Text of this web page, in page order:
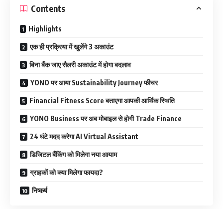
Contents
Highlights
एक ही प्रक्रिया में खुलेंगे 3 अकाउंट
बिना बैंक जाए सैलरी अकाउंट में होगा बदलाव
YONO पर आया Sustainability Journey फीचर
Financial Fitness Score बताएगा आपकी आर्थिक स्थिति
YONO Business पर अब मोबाइल से होगी Trade Finance
24 घंटे मदद करेगा AI Virtual Assistant
डिजिटल बैंकिंग को मिलेगा नया आयाम
ग्राहकों को क्या मिलेगा फायदा?
निष्कर्ष